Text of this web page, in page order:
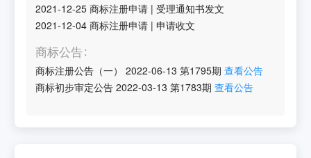
2021-12-25 商标注册申请 |受理通知书发文
2021-12-04 商标注册申请 |申请收文
商标公告
商标注册公告（一） 2022-06-13 第1795期 查看公告
商标初步审定公告 2022-03-13 第1783期 查看公告